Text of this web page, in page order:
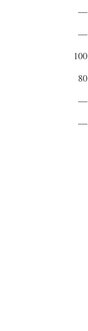
—
—
100
80
—
—